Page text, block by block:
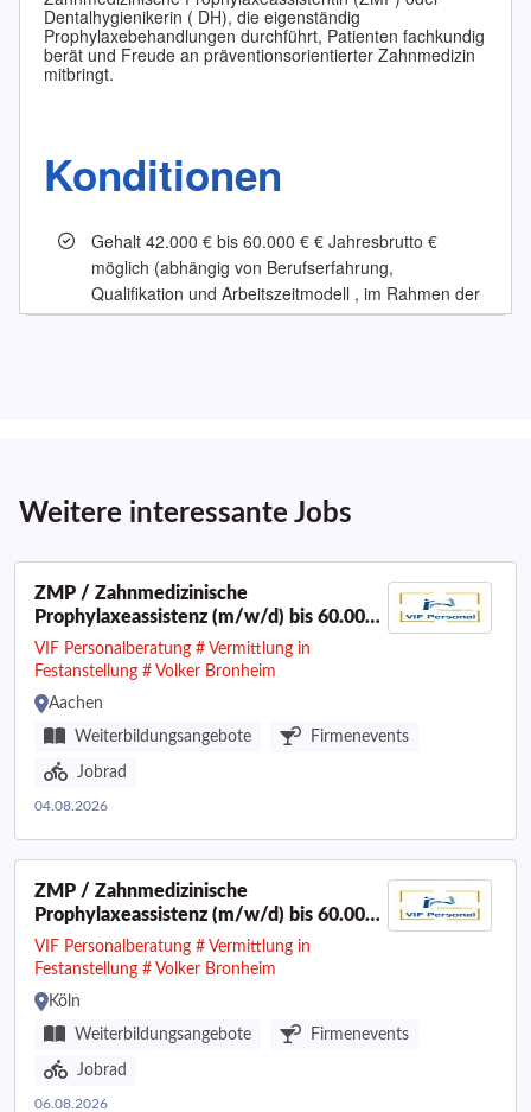
Weitere interessante Jobs
ZMP / Zahnmedizinische
Prophylaxeassistenz (m/w/d) bis 60.000
€ I Raum Aachen
VIF Personalberatung # Vermittlung in
Festanstellung # Volker Bronheim
Aachen
Weiterbildungsangebote
Firmenevents
Jobrad
04.08.2026
ZMP / Zahnmedizinische
Prophylaxeassistenz (m/w/d) bis 60.000
€ I Raum Köln
VIF Personalberatung # Vermittlung in
Festanstellung # Volker Bronheim
Köln
Weiterbildungsangebote
Firmenevents
Jobrad
06.08.2026